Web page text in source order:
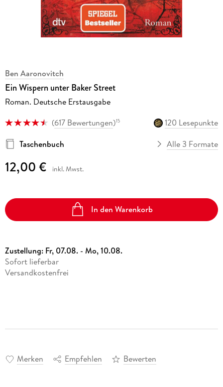
Ben Aaronovitch
Ein Wispern unter Baker Street
Roman. Deutsche Erstausgabe
(617 Bewertungen)15
120 Lesepunkte
Taschenbuch
Alle 3 Formate
12,00 € inkl. Mwst.
In den Warenkorb
Zustellung: Fr, 07.08. - Mo, 10.08.
Sofort lieferbar
Versandkostenfrei
Merken Empfehlen Bewerten